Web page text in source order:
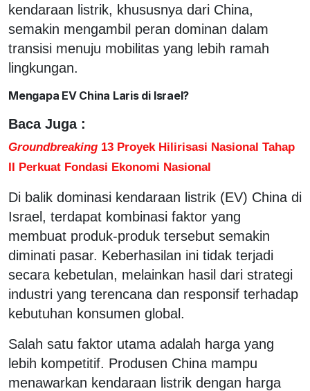
kendaraan listrik, khususnya dari China,
semakin mengambil peran dominan dalam
transisi menuju mobilitas yang lebih ramah
lingkungan.
Mengapa EV China Laris di Israel?
Baca Juga :
Groundbreaking 13 Proyek Hilirisasi Nasional Tahap
II Perkuat Fondasi Ekonomi Nasional
Di balik dominasi kendaraan listrik (EV) China di
Israel, terdapat kombinasi faktor yang
membuat produk-produk tersebut semakin
diminati pasar. Keberhasilan ini tidak terjadi
secara kebetulan, melainkan hasil dari strategi
industri yang terencana dan responsif terhadap
kebutuhan konsumen global.
Salah satu faktor utama adalah harga yang
lebih kompetitif. Produsen China mampu
menawarkan kendaraan listrik dengan harga